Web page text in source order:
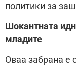
политики за
Шокантната
младите
Оваа забрана е